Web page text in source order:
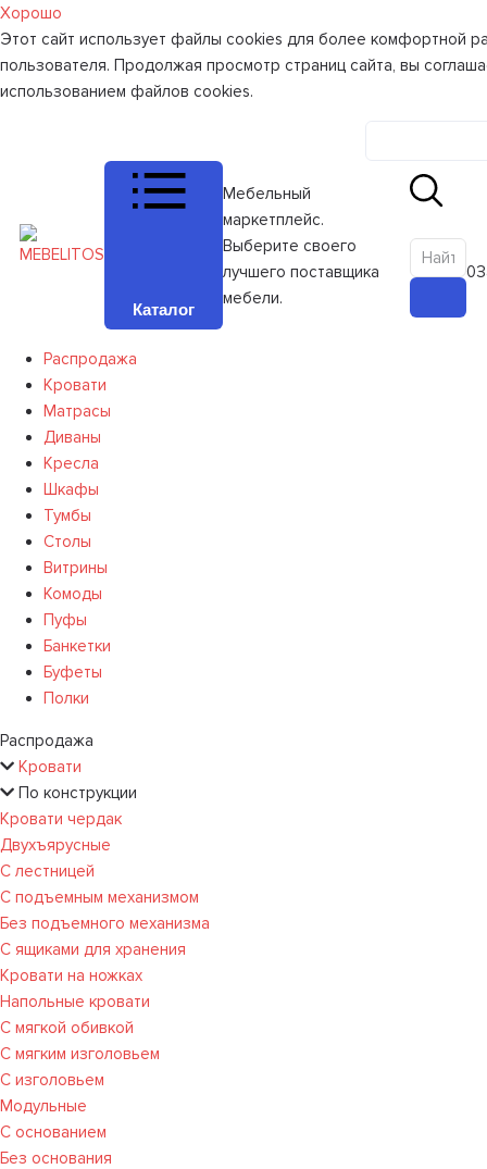
Хорошо
Этот сайт использует файлы cookies для более комфортной
пользователя. Продолжая просмотр страниц сайта, вы
использованием файлов cookies.
Каталог
Мебельный
маркетплейс.
Выберите своего
лучшего поставщика
мебели.
0
Распродажа
Кровати
Матрасы
Диваны
Кресла
Шкафы
Тумбы
Столы
Витрины
Комоды
Пуфы
Банкетки
Буфеты
Полки
Распродажа
Кровати
По конструкции
Кровати чердак
Двухъярусные
С лестницей
С подъемным механизмом
Без подъемного механизма
С ящиками для хранения
Кровати на ножках
Напольные кровати
С мягкой обивкой
С мягким изголовьем
С изголовьем
Модульные
С основанием
Без основания